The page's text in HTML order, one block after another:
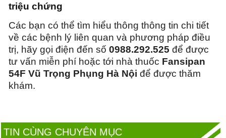
triệu chứng
Các bạn có thể tìm hiểu thông thông tin chi tiết
về các bệnh lý liên quan và phương pháp điều
trị, hãy gọi điện đến số 0988.292.525 để được
tư vấn miễn phí hoặc tới nhà thuốc Fansipan
54F Vũ Trọng Phụng Hà Nội để được thăm
khám.
TIN CÙNG CHUYÊN MỤC